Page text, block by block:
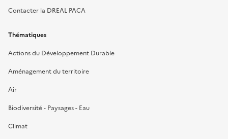
Contacter la DREAL PACA
Thématiques
Actions du Développement Durable
Aménagement du territoire
Air
Biodiversité - Paysages - Eau
Climat